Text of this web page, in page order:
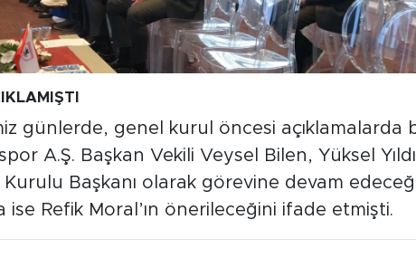
günlerde, genel kurul öncesi açıklamalarda
A.Ş. Başkan Vekili Veysel Bilen, Yüksel
Başkanı olarak görevine devam
ise Refik Moral’ın önerileceğini ifade etmişti.